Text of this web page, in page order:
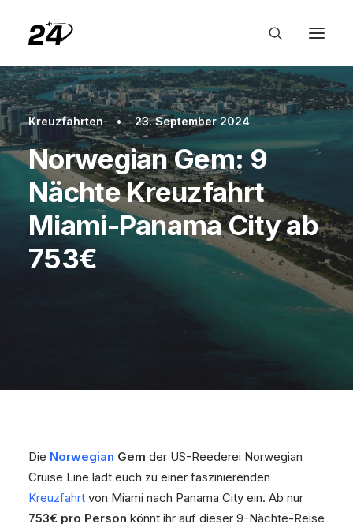
Kreuzfahrten • 23. September 2024
Norwegian Gem: 9
Nächte Kreuzfahrt
Miami-Panama City ab
753€
Die Norwegian Gem der US-Reederei Norwegian
Cruise Line lädt euch zu einer faszinierenden
Kreuzfahrt von Miami nach Panama City ein. Ab nur
753€ pro Person könnt ihr auf dieser 9-Nächte-Reise